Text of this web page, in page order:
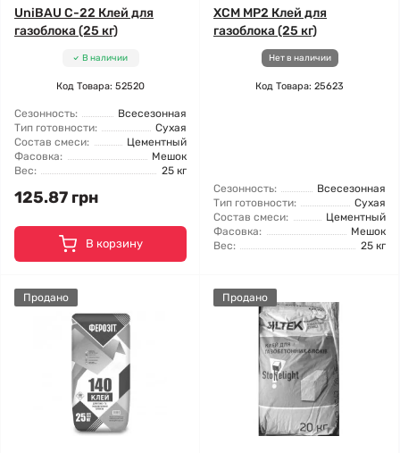
UniBAU С-22 Клей для
газоблока (25 кг)
В наличии
Код Товара: 52520
Сезонность:
Всесезонная
Тип готовности:
Сухая
Состав смеси:
Цементный
Фасовка:
Мешок
Вес:
25 кг
125.87 грн
В корзину
ХСМ МР2 Клей для
газоблока (25 кг)
Нет в наличии
Код Товара: 25623
Сезонность:
Всесезонная
Тип готовности:
Сухая
Состав смеси:
Цементный
Фасовка:
Мешок
Вес:
25 кг
Продано Продано